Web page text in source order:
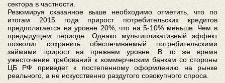
сектора в частности.
Резюмируя сказанное выше необходимо отметить, что по
итогам 2015 года прирост потребительских кредитов
предполагается на уровне 20%, что на 5-10% меньше. Чем в
предыдущем периоде. Однако мультипликативный эффект
позволит сохранить обеспечиваемый потребительскими
займами прирост на прежнем уровне. В то же время
ужесточение требований к коммерческим банкам со стороны
ЦБ РФ приведет к постепенному оформлению на рынке
реального, а не искусственно раздутого совокупного спроса.